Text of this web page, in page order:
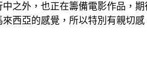
之外，也正在籌備電影作品，
西亞的感覺，所以特別有親切感